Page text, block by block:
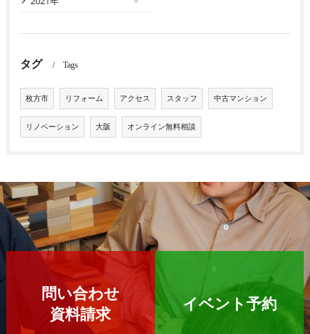
タグ Tags
枚方市 リフォーム アクセス スタッフ 中古マンション
リノベーション 大阪 オンライン無料相談
問い合わせ
資料請求
イベント予約